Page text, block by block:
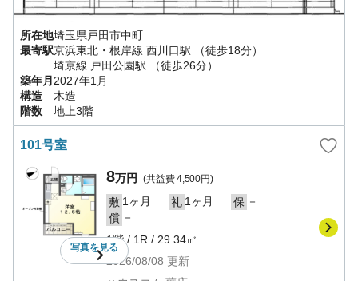
所在地埼玉県 戸田市中町
最寄駅京浜東北・根岸線 西川口駅
（徒歩18分）
埼京線 戸田公園駅
（徒歩26分）
築年月2027年1月
構造
木造
階数
地上3階
101号室
写真を見る
8万円 (共益費4,500円)
敷 1ヶ月 礼 1ヶ月 保 －
償 －
1階/ 1R / 29.34㎡
2026/08/08 更新